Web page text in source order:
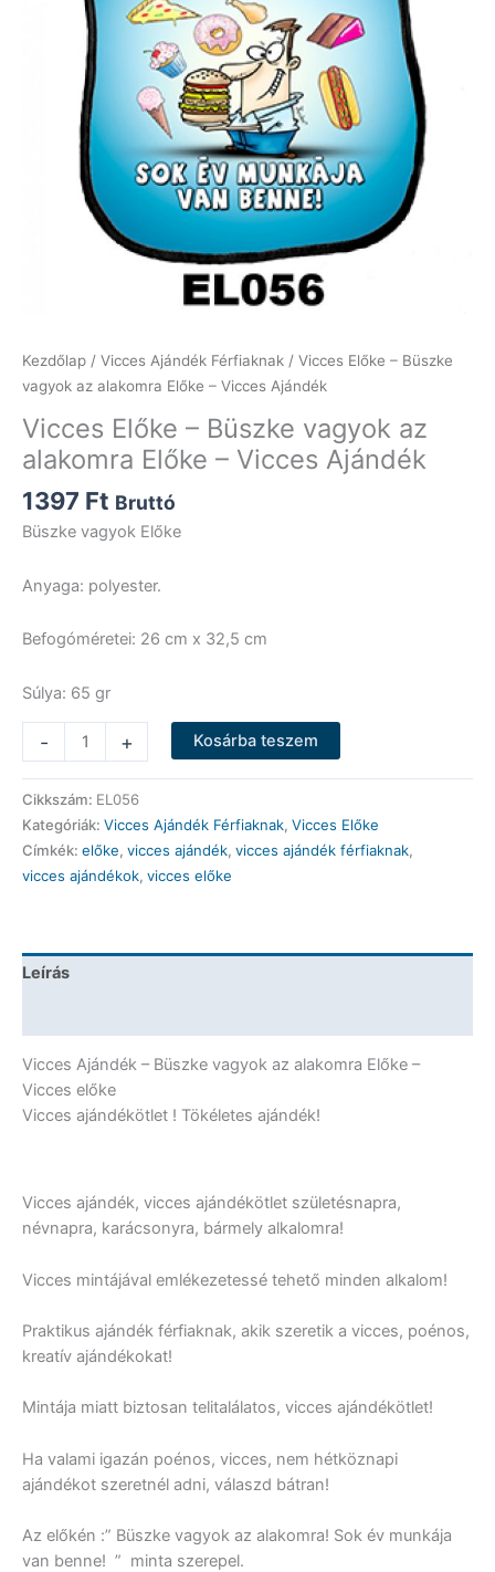
Kezdőlap / Vicces Ajándék Férfiaknak / Vicces Előke – Büszke
vagyok az alakomra Előke – Vicces Ajándék
Vicces Előke – Büszke vagyok az
alakomra Előke – Vicces Ajándék
1397 Ft Bruttó
Büszke vagyok Előke
Anyaga: polyester.
Befogóméretei: 26 cm x 32,5 cm
Súlya: 65 gr
-
Előke
-
Büszke
vagyok
az
alakomra
Vicces
+ Kosárba teszem
Cikkszám: EL056
Kategóriák: Vicces Ajándék Férfiaknak, Vicces Előke
Címkék: előke, vicces ajándék, vicces ajándék férfiaknak,
vicces ajándékok, vicces előke
Leírás
Vicces Ajándék – Büszke vagyok az alakomra Előke –
Vicces előke
Vicces ajándékötlet ! Tökéletes ajándék!
Vicces ajándék, vicces ajándékötlet születésnapra,
névnapra, karácsonyra, bármely alkalomra!
Vicces mintájával emlékezetessé tehető minden alkalom!
Praktikus ajándék férfiaknak, akik szeretik a vicces, poénos,
kreatív ajándékokat!
Mintája miatt biztosan telitalálatos, vicces ajándékötlet!
Ha valami igazán poénos, vicces, nem hétköznapi
ajándékot szeretnél adni, válaszd bátran!
Az előkén :” Büszke vagyok az alakomra! Sok év munkája
van benne! ” minta szerepel.